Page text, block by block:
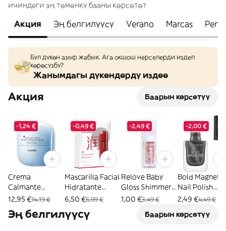
ичиндеги эң төмөнкү бааны көрсөтөт
Акция Эң белгилүүсү Verano Marcas
Бул дүкөн азыр жабык. Ага окшош нерселерди издеп
көрөсүзбү?
Жанымдагы дүкөндөрдү издөө
Акция Баарын көрсөтүү
-1,24 €
Crema
Calmante
Antiedad 50 ml
- KANS - 50 ml
12,95 €14,19 €
-0,49 €
Mascarilla Facial
Hidratante
Reafirmante
125 ml - KANS -
6,50 €6,99 €
-2,49 €
Relove Baby
Gloss Shimmer
Twilight
1,00 €3,49 €
-2,00 €
Bold Magnetic
Nail Polish
Esmalte de
040
2,49 €4,49 €
Эң белгилүүсү Баарын көрсөтүү